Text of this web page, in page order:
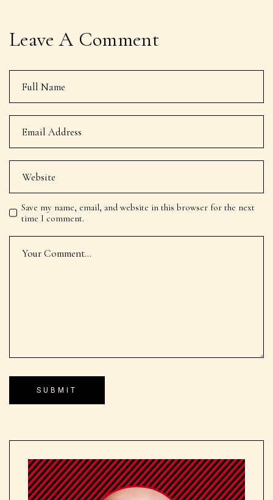
Leave A Comment
Save my name, email, and website in this browser for the next
time I comment.